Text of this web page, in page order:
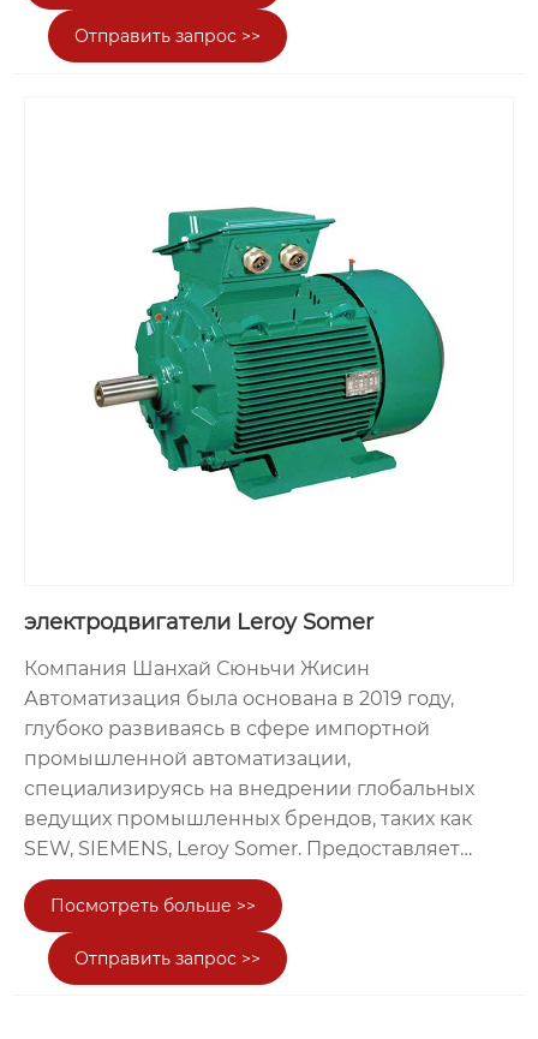
портовой логистики и других сфер
комплексные высококачественные услуги:
полувека, с ключевыми аспектами: гибкий
модульный дизайн, высокая защитная
долговечность IP66, сверхсильная адаптивность
и высокое соотношение цены и качества,
благодаря полному ассортименту и
практическим преимуществам, стали
высокоценным выбором энергетического
оборудования для стабильного и эффективного
производства в различных отраслях!
Отправить запрос >>
электродвигатели Leroy Somer
Компания Шанхай Сюньчи Жисин
Автоматизация была основана в 2019 году,
глубоко развиваясь в сфере импортной
промышленной автоматизации,
специализируясь на внедрении глобальных
ведущих промышленных брендов, таких как
SEW, SIEMENS, Leroy Somer. Предоставляет
клиентам из отраслей интеллектуального
производства, шахтерства и металлургии,
портовой логистики и других сфер
комплексные высококачественные услуги:
Посмотреть больше >>
Отправить запрос >>